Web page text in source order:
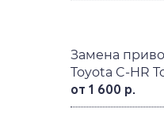
Замена
Toyota C-HR
от 1 600 р.